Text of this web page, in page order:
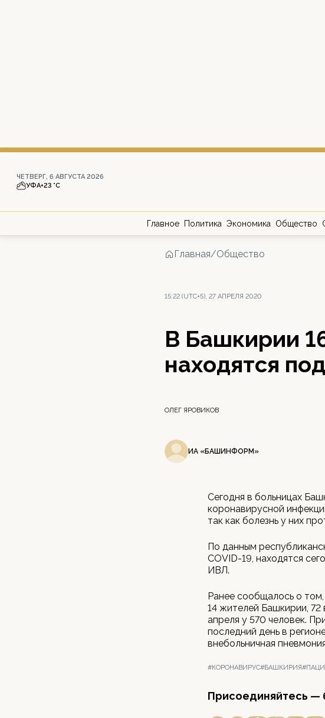
ЧЕТВЕРГ, 6 АВГУСТА 2026
УФА+23 °С
Главное Политика Экономика Общество
Главная/Общество
15:22 (UTC+5), 27 АПРЕЛЯ 2020
В Башкирии
находятся
ОЛЕГ ЯРОВИКОВ
ИА «БАШИНФОРМ»
Сегодня в больницах
коронавирусной
так как болезнь у них
По данным
COVID-19, находятся
ИВЛ.
Ранее сообщалось о
14 жителей Башкирии, 72
апреля у 570 человек.
последний день в
внебольничная
#КОРОНАВИРУС#БАШКИРИЯ
Присоединяйтесь —